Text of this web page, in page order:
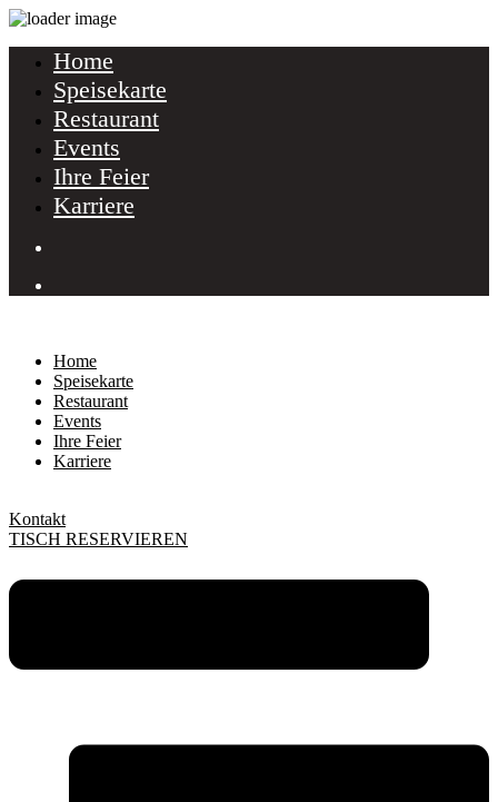
Home
Speisekarte
Restaurant
Events
Ihre Feier
Karriere
Home
Speisekarte
Restaurant
Events
Ihre Feier
Karriere
Kontakt
TISCH RESERVIEREN